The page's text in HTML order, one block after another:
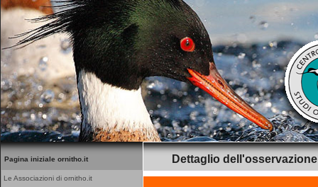
Pagina iniziale ornitho.it
Le Associazioni di ornitho.it
Dettaglio dell'osservazione